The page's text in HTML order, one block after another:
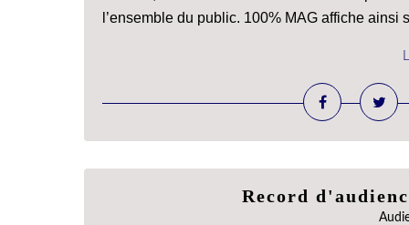
l’ensemble du public. 100% MAG affiche ainsi
Record